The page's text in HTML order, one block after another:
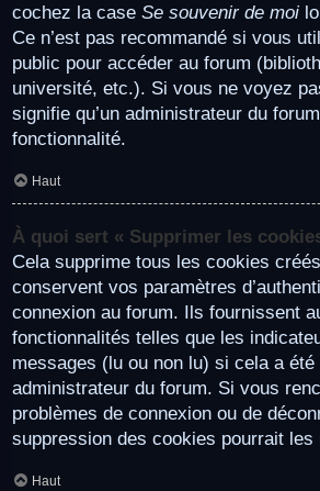
cochez la case Se souvenir de moi
Ce n’est pas recommandé si vous
public pour accéder au forum
université, etc.). Si vous ne voyez
signifie qu’un administrateur du
fonctionnalité.
Haut
À quoi sert « Supprimer les
Cela supprime tous les cookies
conservent vos paramètres
connexion au forum. Ils fournissent
fonctionnalités telles que les
messages (lu ou non lu) si cela a
administrateur du forum. Si vous
problèmes de connexion ou de
suppression des cookies pourrait les
Haut